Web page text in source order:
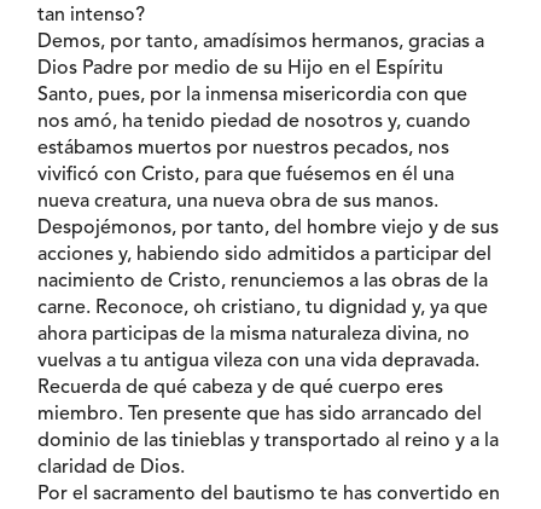
tan intenso?
Demos, por tanto, amadísimos hermanos, gracias a
Dios Padre por medio de su Hijo en el Espíritu
Santo, pues, por la inmensa misericordia con que
nos amó, ha tenido piedad de nosotros y, cuando
estábamos muertos por nuestros pecados, nos
vivificó con Cristo, para que fuésemos en él una
nueva creatura, una nueva obra de sus manos.
Despojémonos, por tanto, del hombre viejo y de sus
acciones y, habiendo sido admitidos a participar del
nacimiento de Cristo, renunciemos a las obras de la
carne. Reconoce, oh cristiano, tu dignidad y, ya que
ahora participas de la misma naturaleza divina, no
vuelvas a tu antigua vileza con una vida depravada.
Recuerda de qué cabeza y de qué cuerpo eres
miembro. Ten presente que has sido arrancado del
dominio de las tinieblas y transportado al reino y a la
claridad de Dios.
Por el sacramento del bautismo te has convertido en